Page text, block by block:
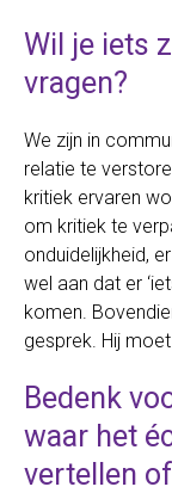
Wil je iets
vragen?
We zijn in
relatie te
kritiek ervaren
om kritiek te
onduidelijkheid,
wel aan dat er
komen.
gesprek. Hij
Bedenk
waar het
vertellen